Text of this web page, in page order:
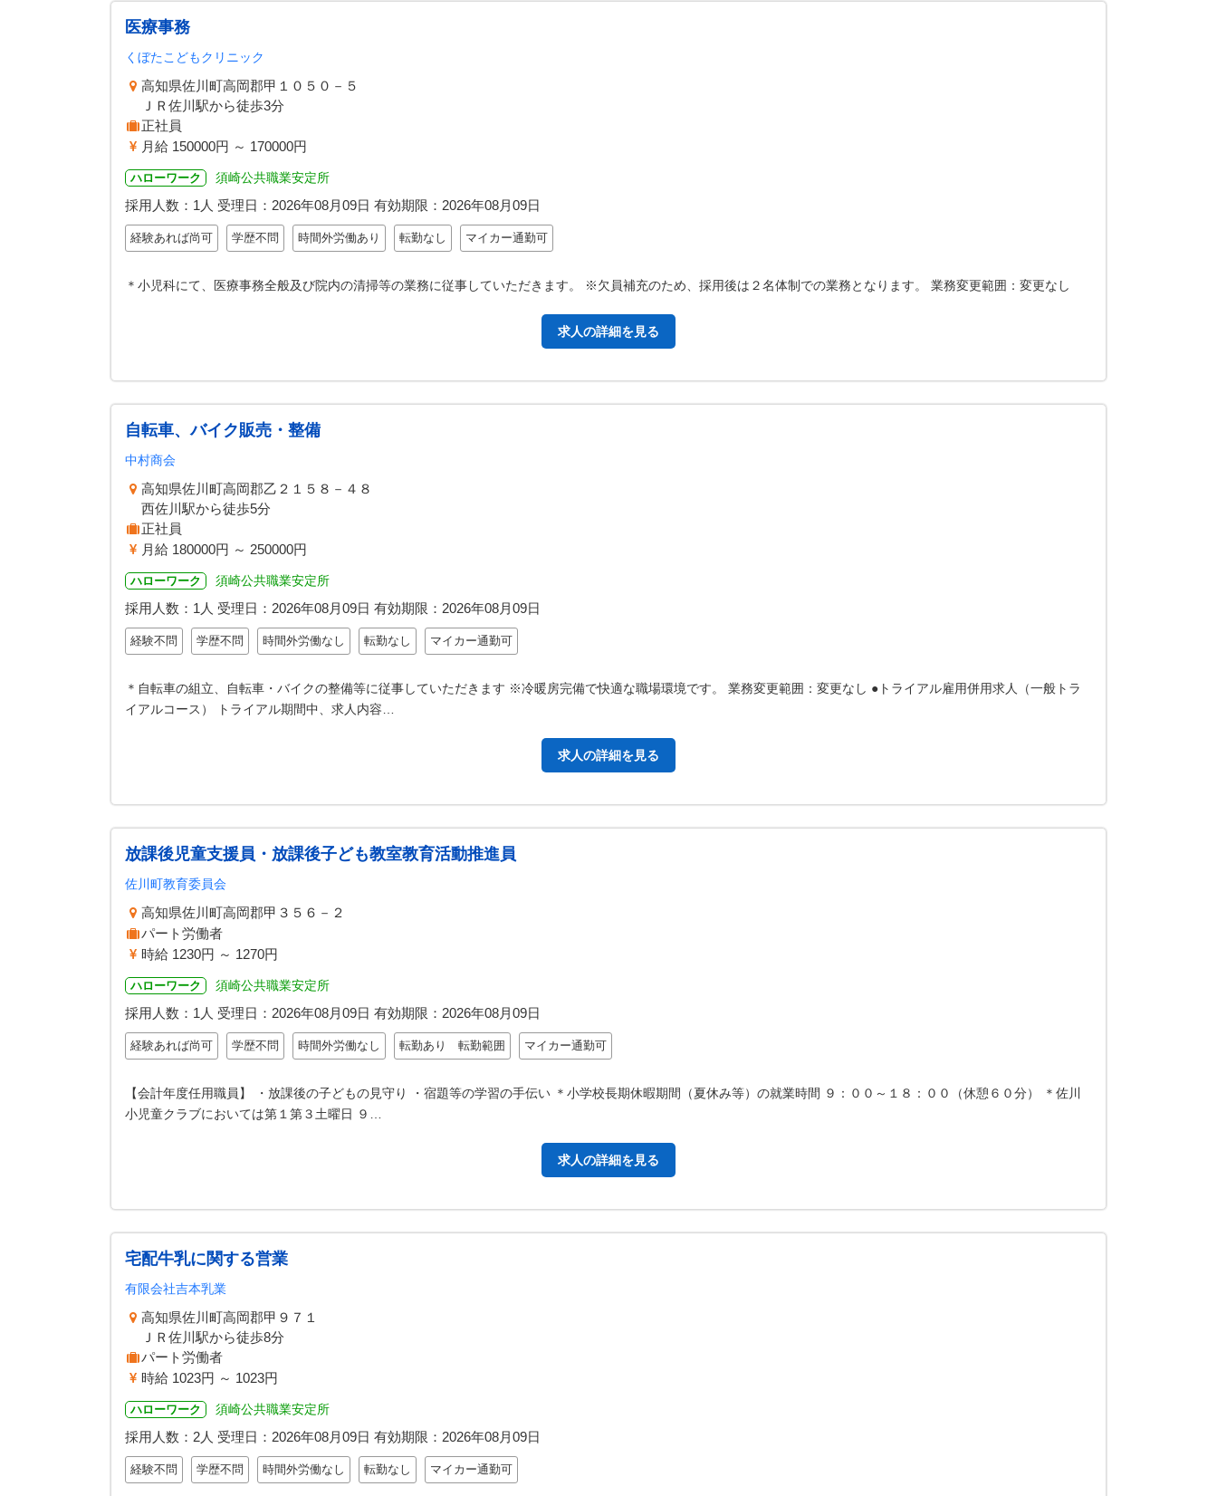
医療事務
くぼたこどもクリニック
高知県佐川町高岡郡甲１０５０－５
ＪＲ佐川駅から徒歩3分
正社員
月給 150000円 ～ 170000円
ハローワーク 須崎公共職業安定所
採用人数：1人 受理日： 2026年08月09日 有効期限： 2026年08月09日
経験あれば尚可 学歴不問 時間外労働あり 転勤なし マイカー通勤可
＊小児科にて、医療事務全般及び院内の清掃等の業務に従事していただきます。 ※欠員補充のため、採用後は２名体制での業務となります。 業務変更範囲：変更なし
求人の詳細を見る
自転車、バイク販売・整備
中村商会
高知県佐川町高岡郡乙２１５８－４８
西佐川駅から徒歩5分
正社員
月給 180000円 ～ 250000円
ハローワーク 須崎公共職業安定所
採用人数：1人 受理日： 2026年08月09日 有効期限： 2026年08月09日
経験不問 学歴不問 時間外労働なし 転勤なし マイカー通勤可
＊自転車の組立、自転車・バイクの整備等に従事していただきます ※冷暖房完備で快適な職場環境です。 業務変更範囲：変更なし ●トライアル雇用併用求人（一般トラ
イアルコース） トライアル期間中、求人内容…
求人の詳細を見る
放課後児童支援員・放課後子ども教室教育活動推進員
佐川町教育委員会
高知県佐川町高岡郡甲３５６－２
パート労働者
時給 1230円 ～ 1270円
ハローワーク 須崎公共職業安定所
採用人数：1人 受理日： 2026年08月09日 有効期限： 2026年08月09日
経験あれば尚可 学歴不問 時間外労働なし 転勤あり 転勤範囲 マイカー通勤可
【会計年度任用職員】 ・放課後の子どもの見守り ・宿題等の学習の手伝い ＊小学校長期休暇期間（夏休み等）の就業時間 ９：００～１８：００（休憩６０分） ＊佐川
小児童クラブにおいては第１第３土曜日 ９…
求人の詳細を見る
宅配牛乳に関する営業
有限会社吉本乳業
高知県佐川町高岡郡甲９７１
ＪＲ佐川駅から徒歩8分
パート労働者
時給 1023円 ～ 1023円
ハローワーク 須崎公共職業安定所
採用人数：2人 受理日： 2026年08月09日 有効期限： 2026年08月09日
経験不問 学歴不問 時間外労働なし 転勤なし マイカー通勤可